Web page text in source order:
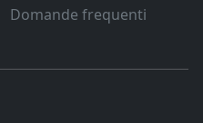
Domande frequenti